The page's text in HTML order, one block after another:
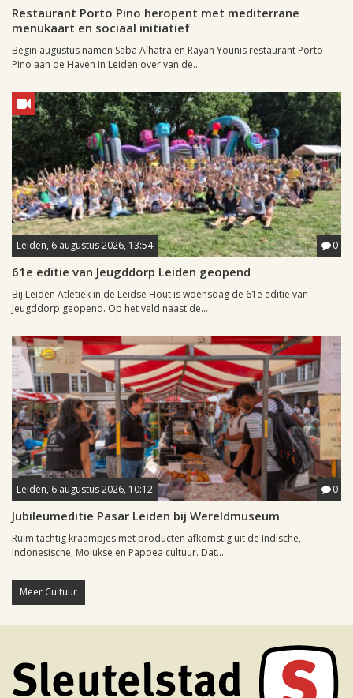
Restaurant Porto Pino heropent met mediterrane
menukaart en sociaal initiatief
Begin augustus namen Saba Alhatra en Rayan Younis restaurant Porto
Pino aan de Haven in Leiden over van de...
Leiden, 6 augustus 2026, 13:54 0
61e editie van Jeugddorp Leiden geopend
Bij Leiden Atletiek in de Leidse Hout is woensdag de 61e editie van
Jeugddorp geopend. Op het veld naast de...
Leiden, 6 augustus 2026, 10:12 0
Jubileumeditie Pasar Leiden bij Wereldmuseum
Ruim tachtig kraampjes met producten afkomstig uit de Indische,
Indonesische, Molukse en Papoea cultuur. Dat...
Meer Cultuur